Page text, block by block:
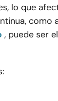
lo que
como
, puede ser